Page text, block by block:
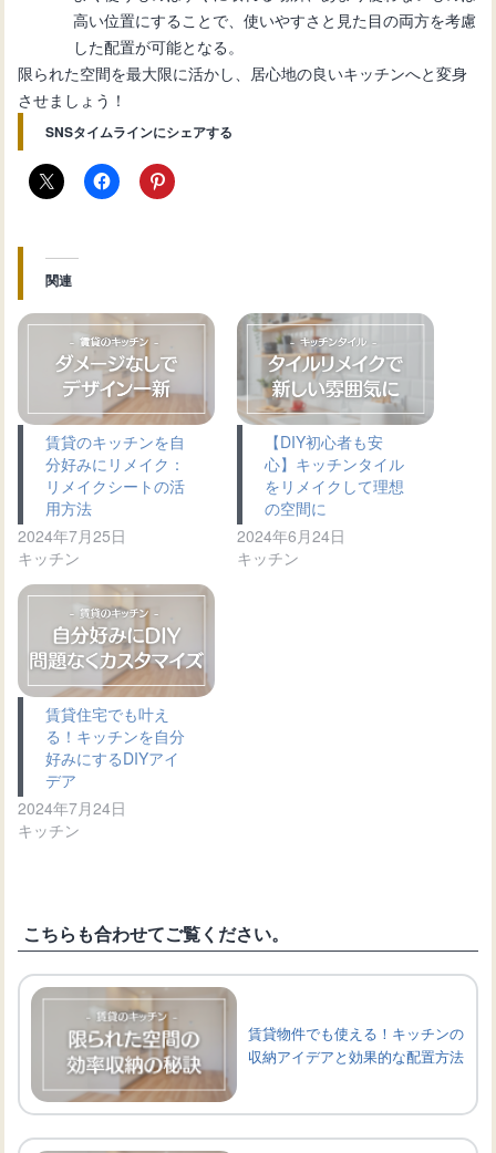
高い位置にすることで、使いやすさと見た目の両方を考慮
した配置が可能となる。
限られた空間を最大限に活かし、居心地の良いキッチンへと変身
させましょう！
SNSタイムラインにシェアする
関連
賃貸のキッチンを自
分好みにリメイク：
リメイクシートの活
用方法
2024年7月25日
キッチン
【DIY初心者も安
心】キッチンタイル
をリメイクして理想
の空間に
2024年6月24日
キッチン
賃貸住宅でも叶え
る！キッチンを自分
好みにするDIYアイ
デア
2024年7月24日
キッチン
こちらも合わせてご覧ください。
賃貸物件でも使える！キッチンの
収納アイデアと効果的な配置方法